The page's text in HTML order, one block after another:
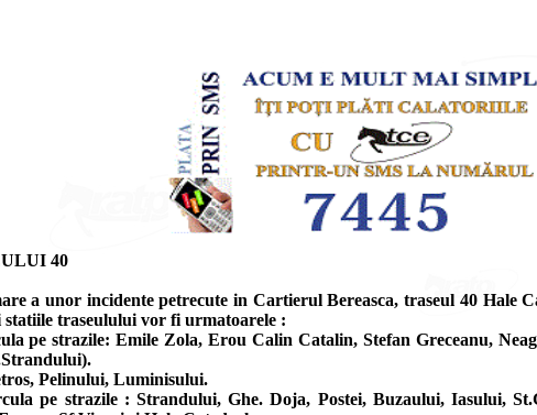
40
a unor incidente petrecute in Cartierul Bereasca, traseul 40
traseulului vor fi urmatoarele :
pe strazile: Emile Zola, Erou Calin Catalin, Stefan Greceanu,
Pelinului, Luminisului.
pe strazile : Strandului, Ghe. Doja, Postei, Buzaului, Iasului,